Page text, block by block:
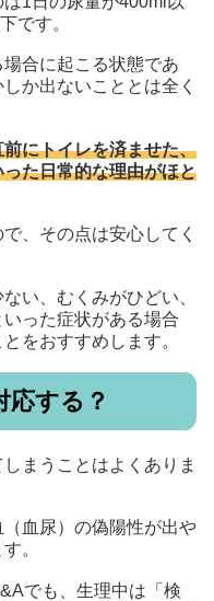
です。
合に起こる状態であ
か出ないこととは全く
にトイレを済ませた、
た日常的な理由がほと
、その点は安心してく
い、むくみがひどい、
った症状がある場合
をおすすめします。
応する？
まうことはよくありま
血尿）の偽陽性が出や
。
でも、生理中は「検